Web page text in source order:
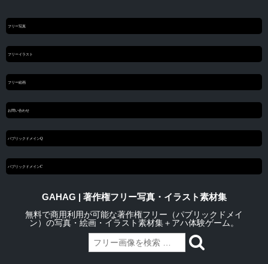
フリー写真
フリーイラスト
フリー絵画
お問い合わせ
パブリックドメインQ
パブリックドメインC
GAHAG | 著作権フリー写真・イラスト素材集
無料で商用利用が可能な著作権フリー（パブリックドメイ
ン）の写真・絵画・イラスト素材集＋アハ体験ゲーム。